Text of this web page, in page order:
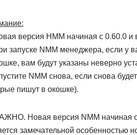
версия НММ начиная с 0.60.0
запуске NMM менеджера, если у
вам будут указаны неверно
NMM снова, если снова
пишут в окошке).
Новая версия NMM начиная
замечательной особенностью